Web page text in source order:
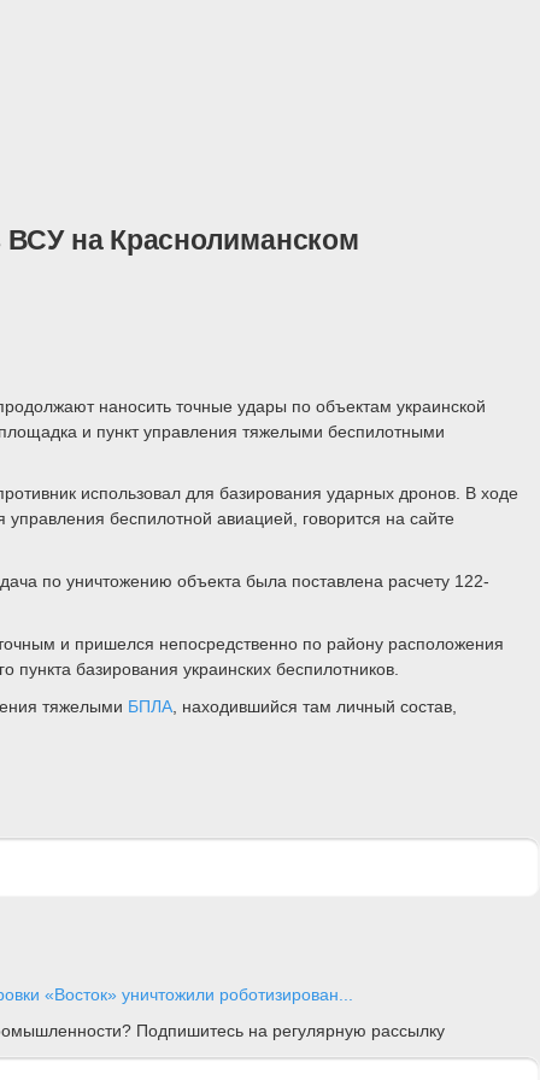
ВСУ на Краснолиманском
наносить точные удары по объектам украинской
и пункт управления тяжелыми беспилотными
использовал для базирования ударных дронов. В ходе
беспилотной авиацией, говорится на сайте
по уничтожению объекта была поставлена расчету 122-
и пришелся непосредственно по району расположения
базирования украинских беспилотников.
тяжелыми БПЛА , находившийся там личный состав,
«Восток» уничтожили роботизирован...
Подпишитесь на регулярную рассылку